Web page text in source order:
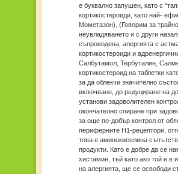
е буквално запушен, като с
кортикостероиди, като най-
Мометазон), (Говорим за
неувладяването и с други
съпроводена, алергията с
кортикостероиди и
Салбутамол, Тербуталин,
кортикостероид на таблетки
за да облекчи значително
включване, до редуциране на
установи задоволителен
окончателно спиране при
за още по-добър контрол от
периферните Н1-рецептори,
това е аминокиселина
продукти. Като е добре да се
хистамин, тъй като ако той е в
на алергията, ще се освободи